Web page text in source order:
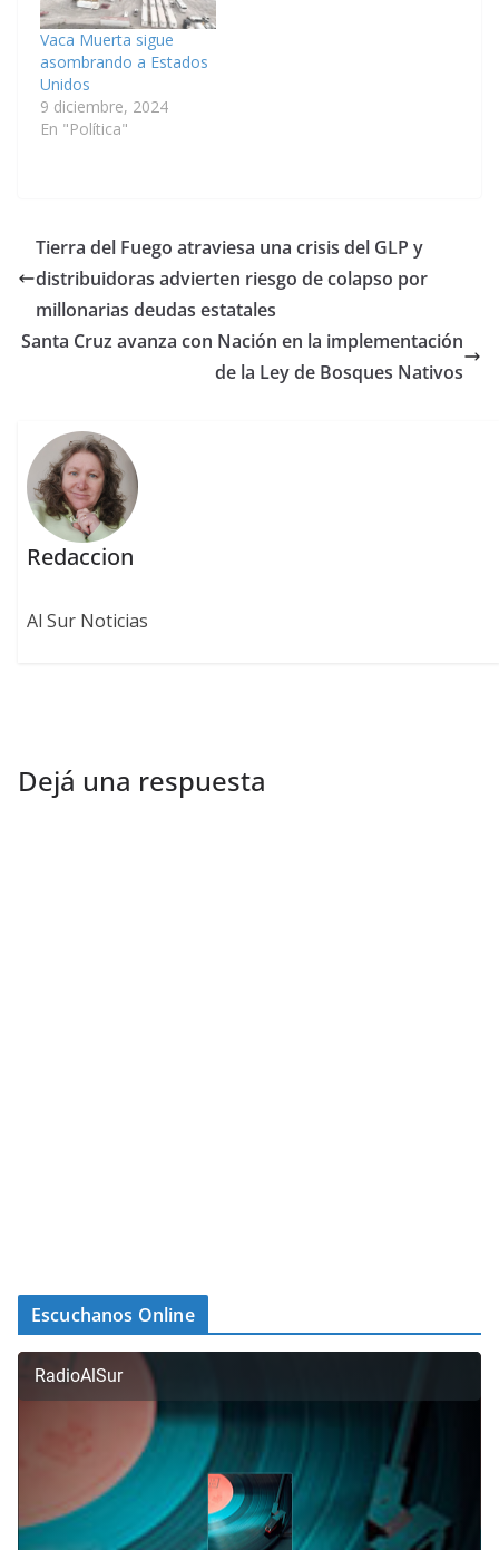
Vaca Muerta sigue
asombrando a Estados
Unidos
9 diciembre, 2024
En "Política"
Tierra del Fuego atraviesa una crisis del GLP y
distribuidoras advierten riesgo de colapso por
millonarias deudas estatales
Santa Cruz avanza con Nación en la implementación
de la Ley de Bosques Nativos
Redaccion
Al Sur Noticias
Dejá una respuesta
Escuchanos Online